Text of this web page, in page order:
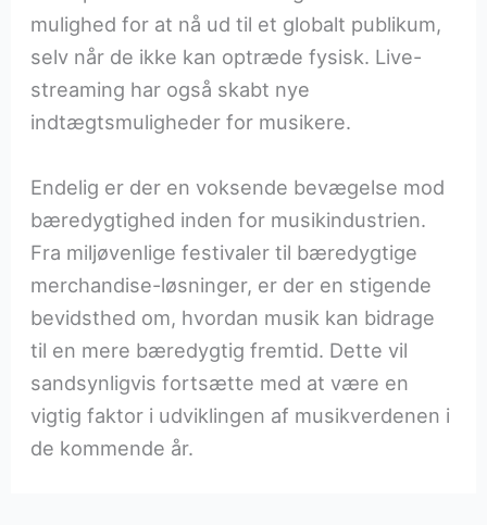
mulighed for at nå ud til et globalt publikum,
selv når de ikke kan optræde fysisk. Live-
streaming har også skabt nye
indtægtsmuligheder for musikere.
Endelig er der en voksende bevægelse mod
bæredygtighed inden for musikindustrien.
Fra miljøvenlige festivaler til bæredygtige
merchandise-løsninger, er der en stigende
bevidsthed om, hvordan musik kan bidrage
til en mere bæredygtig fremtid. Dette vil
sandsynligvis fortsætte med at være en
vigtig faktor i udviklingen af musikverdenen i
de kommende år.